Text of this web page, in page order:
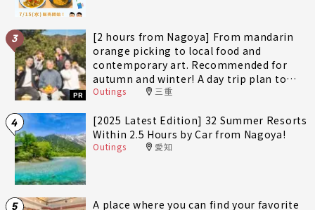
3
PR
[2 hours from Nagoya] From mandarin
orange picking to local food and
contemporary art. Recommended for
autumn and winter! A day trip plan to
fully enjoy Minami-Ise Town
Outings 三重
4
[2025 Latest Edition] 32 Summer Resorts
Within 2.5 Hours by Car from Nagoya!
Outings 愛知
5
A place where you can find your favorite